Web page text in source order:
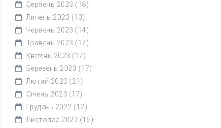
Серпень 2023 (18)
Липень 2023 (13)
Червень 2023 (14)
Травень 2023 (17)
Квітень 2023 (17)
Березень 2023 (17)
Лютий 2023 (21)
Січень 2023 (17)
Грудень 2022 (12)
Листопад 2022 (15)